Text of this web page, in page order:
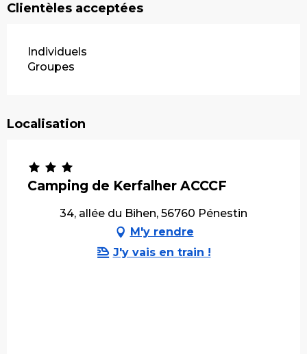
Clientèles acceptées
Individuels
Groupes
Localisation
Camping de Kerfalher ACCCF
34, allée du Bihen, 56760 Pénestin
M'y rendre
J'y vais en train !